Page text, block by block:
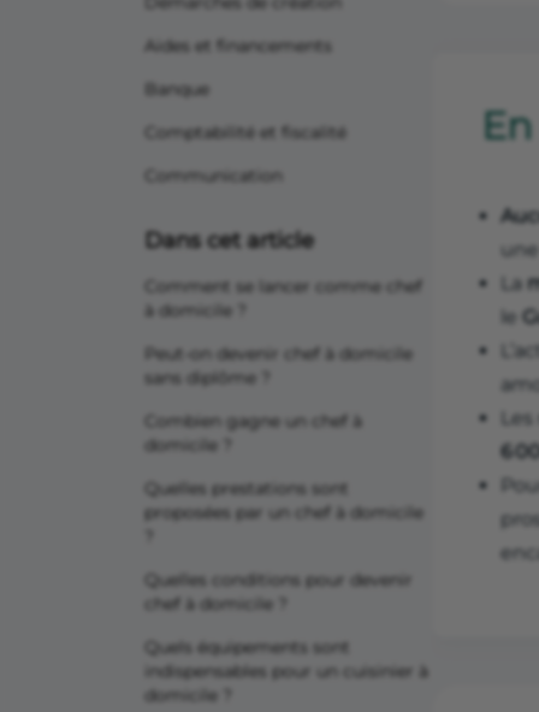
Aides et financements
Banque
Comptabilité et fiscalité
Communication
Dans cet article
Comment se lancer comme chef
à domicile ?
Peut-on devenir chef à domicile
sans diplôme ?
Combien gagne un chef à
domicile ?
Quelles prestations sont
proposées par un chef à domicile
Quelles conditions pour devenir
chef à domicile ?
Quels équipements sont
indispensables pour un cuisinier à
domicile ?
La
le
6